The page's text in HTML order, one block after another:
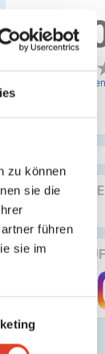
zu können
sie die
führen
sie im
0 Bewertungen
Geöffnet 24/7
FINDE UNS AUF